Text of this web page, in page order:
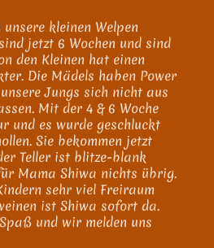
kleinen Welpen
jetzt 6 Wochen und sind
den Kleinen hat einen
Die Mädels haben Power
Jungs sich nicht aus
Mit der 4 & 6 Woche
und es wurde geschluckt
Sie bekommen jetzt
Teller ist blitze-blank
Mama Shiwa nichts übrig.
sehr viel Freiraum
ist Shiwa sofort da.
und wir melden uns